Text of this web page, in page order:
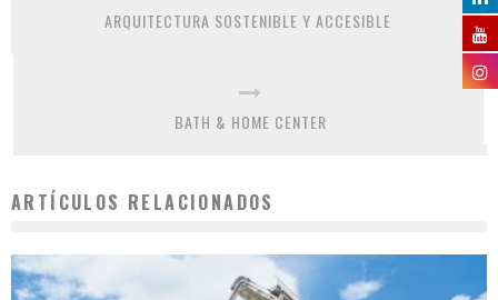
ARQUITECTURA SOSTENIBLE Y ACCESIBLE
BATH & HOME CENTER
ARTÍCULOS RELACIONADOS